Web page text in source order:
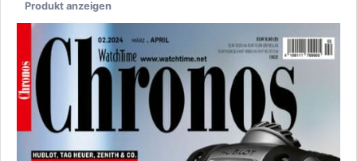
Produkt anzeigen